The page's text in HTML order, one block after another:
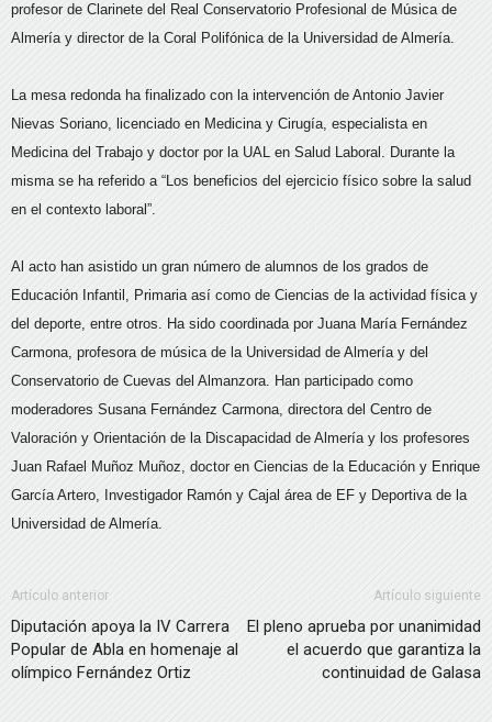
profesor de Clarinete del Real Conservatorio Profesional de Música de
Almería y director de la Coral Polifónica de la Universidad de Almería.
La mesa redonda ha finalizado con la intervención de Antonio Javier
Nievas Soriano, licenciado en Medicina y Cirugía, especialista en
Medicina del Trabajo y doctor por la UAL en Salud Laboral. Durante la
misma se ha referido a “Los beneficios del ejercicio físico sobre la salud
en el contexto laboral”.
Al acto han asistido un gran número de alumnos de los grados de
Educación Infantil, Primaria así como de Ciencias de la actividad física y
del deporte, entre otros. Ha sido coordinada por Juana María Fernández
Carmona, profesora de música de la Universidad de Almería y del
Conservatorio de Cuevas del Almanzora. Han participado como
moderadores Susana Fernández Carmona, directora del Centro de
Valoración y Orientación de la Discapacidad de Almería y los profesores
Juan Rafael Muñoz Muñoz, doctor en Ciencias de la Educación y Enrique
García Artero, Investigador Ramón y Cajal área de EF y Deportiva de la
Universidad de Almería.
Artículo anterior
Diputación apoya la IV Carrera
Popular de Abla en homenaje al
olímpico Fernández Ortiz
Artículo siguiente
El pleno aprueba por unanimidad
el acuerdo que garantiza la
continuidad de Galasa